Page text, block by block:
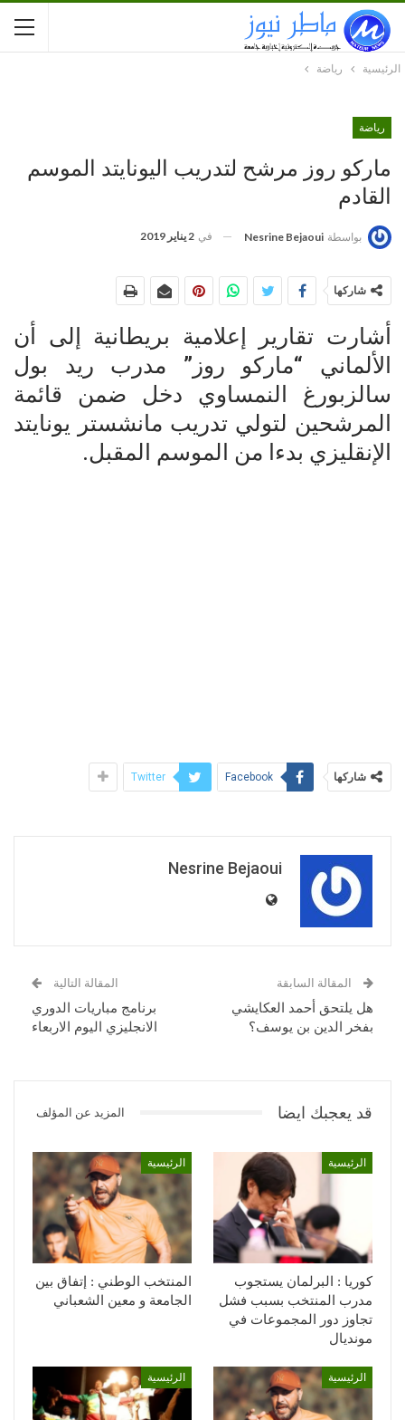
الرئيسية رياضة
رياضة
ماركو روز مرشح لتدريب اليونايتد الموسم
القادم
بواسطة Nesrine Bejaoui في 2 يناير 2019
شاركها
أشارت تقارير إعلامية بريطانية إلى أن
الألماني “ماركو روز” مدرب ريد بول
سالزبورغ النمساوي دخل ضمن قائمة
المرشحين لتولي تدريب مانشستر يونايتد
الإنقليزي بدءا من الموسم المقبل.
شاركها Facebook
Twitter
Nesrine Bejaoui
المقالة السابقة
هل يلتحق أحمد العكايشي
بفخر الدين بن يوسف؟
المقالة التالية
برنامج مباريات الدوري
الانجليزي اليوم الاربعاء
قد يعجبك ايضا المزيد عن المؤلف
الرئيسية
كوريا : البرلمان يستجوب
مدرب المنتخب بسبب فشل
تجاوز دور المجموعات في
مونديال
الرئيسية
المنتخب الوطني : إتفاق بين
الجامعة و معين الشعباني
الرئيسية الرئيسية